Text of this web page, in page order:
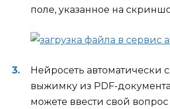
поле, указанное на
Нейросеть автоматически
выжимку из PDF-
можете ввести свой вопрос